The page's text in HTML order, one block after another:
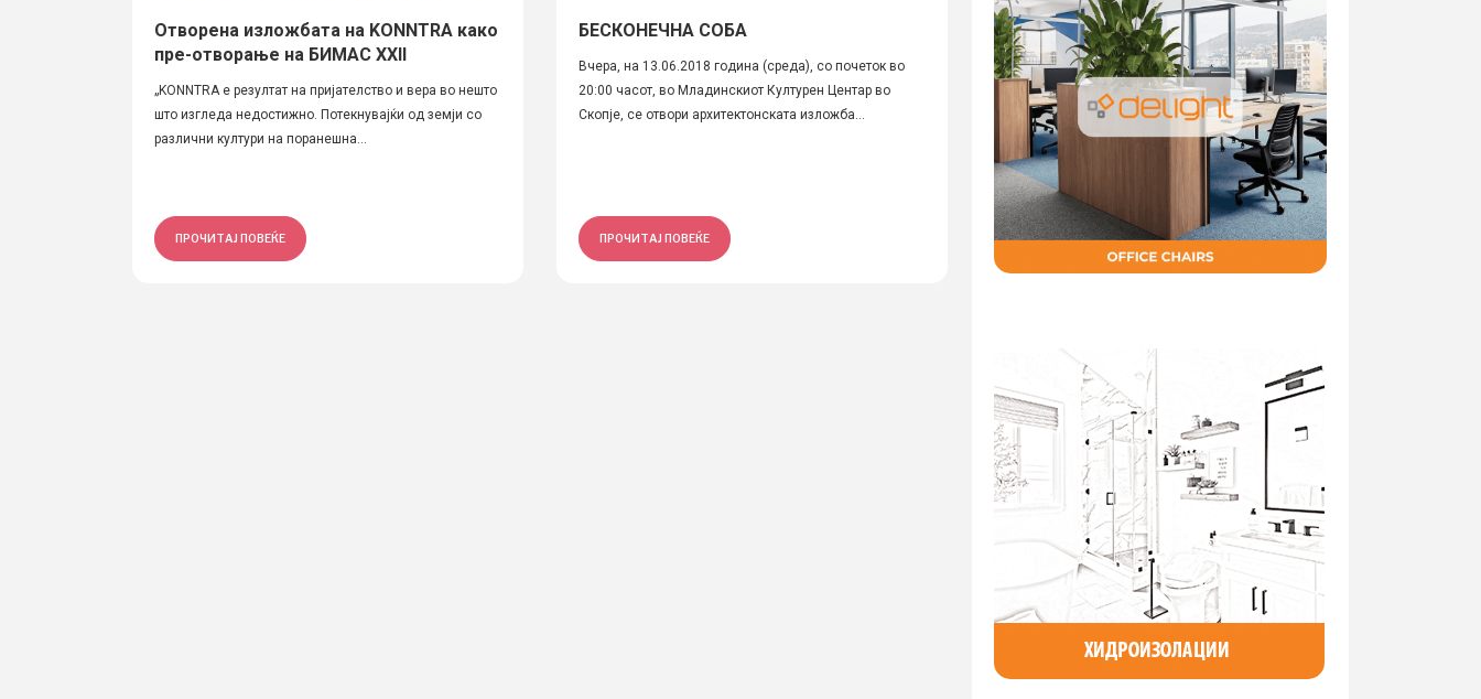
Отворена изложбата на KONNTRA како
пре-отворање на БИМАС XXII
„KONNTRA е резултат на пријателство и вера во нешто
што изгледа недостижно. Потекнувајќи од земји со
различни култури на поранешна...
ПРОЧИТАЈ ПОВЕЌЕ
БЕСКОНЕЧНА СОБА
Вчера, на 13.06.2018 година (среда), со почеток во
20:00 часот, во Младинскиот Културен Центар во
Скопје, се отвори архитектонската изложба...
ПРОЧИТАЈ ПОВЕЌЕ